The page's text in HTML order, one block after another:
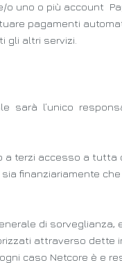
o uno o più account
pagamenti
gli altri servizi.
sarà l’unico
a terzi accesso a tutta
finanziariamente che
di
attraverso dette
caso Netcore è e